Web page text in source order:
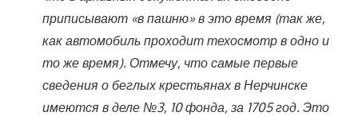
приписывают «в пашню» в это время (так же,
как автомобиль проходит техосмотр в одно и
то же время). Отмечу, что самые первые
сведения о беглых крестьянах в Нерчинске
имеются в деле №3, 10 фонда, за 1705 год. Это